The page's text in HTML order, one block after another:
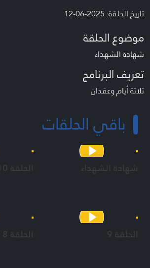
تاريخ الحلقة: 2025-06-12
موضوع الحلقة
شهادة الشهداء
تعريف البرنامج
ثلاثة أيام وعقدان
باقي الحلقات
شهادة الشهداء الحلقة 10
الحلقة 9 الحلقة 8